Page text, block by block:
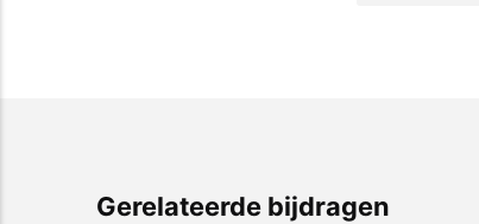
Gerelateerde bijdragen